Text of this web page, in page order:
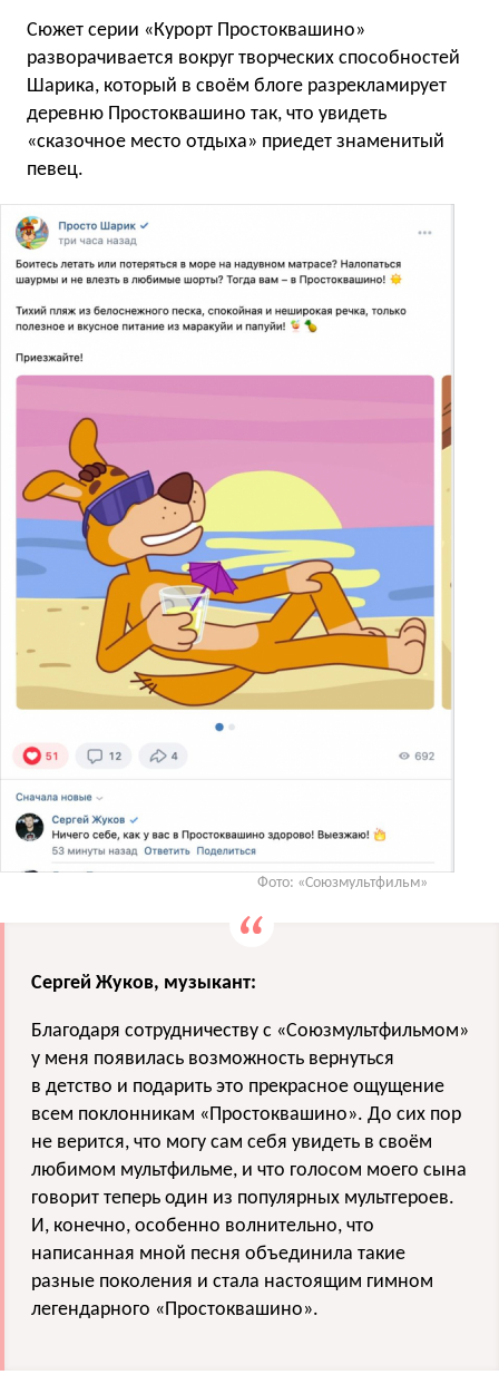
Сюжет серии «Курорт Простоквашино»
разворачивается вокруг творческих способностей
Шарика, который в своём блоге разрекламирует
деревню Простоквашино так, что увидеть
«сказочное место отдыха» приедет знаменитый
певец.
Фото: «Союзмультфильм»
Сергей Жуков, музыкант:
Благодаря сотрудничеству с «Союзмультфильмом»
у меня появилась возможность вернуться
в детство и подарить это прекрасное ощущение
всем поклонникам «Простоквашино». До сих пор
не верится, что могу сам себя увидеть в своём
любимом мультфильме, и что голосом моего сына
говорит теперь один из популярных мультгероев.
И, конечно, особенно волнительно, что
написанная мной песня объединила такие
разные поколения и стала настоящим гимном
легендарного «Простоквашино».